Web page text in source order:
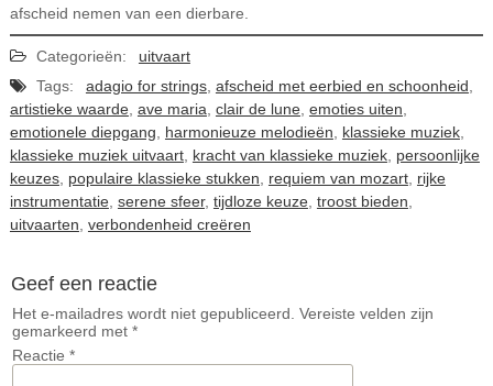
afscheid nemen van een dierbare.
Categorieën:
uitvaart
Tags:
adagio for strings, afscheid met eerbied en schoonheid
artistieke waarde, ave maria clair de lune, emoties uiten
emotionele diepgang
harmonieuze melodieën klassieke muziek,
klassieke muziek uitvaart, kracht van klassieke muziek, persoonlijke
keuzes, populaire klassieke stukken requiem van mozart, rijke
instrumentatie, serene sfeer, tijdloze keuze, troost bieden
uitvaarten verbondenheid creëren
Geef een reactie
Het e-mailadres wordt niet gepubliceerd. Vereiste velden zijn
gemarkeerd met *
Reactie *